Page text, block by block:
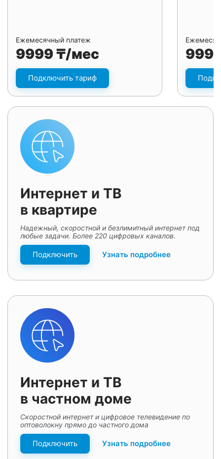
Ежемесячный платеж
9999 ₸/мес
Подключить тариф
Интернет и ТВ
в квартире
Надежный, скоростной и безлимитный интернет под
любые задачи. Более 220 цифровых каналов.
Подключить Узнать подробнее
Интернет и ТВ
в частном доме
Скоростной интернет и цифровое телевидение по
оптоволокну прямо до частного дома
Подключить Узнать подробнее